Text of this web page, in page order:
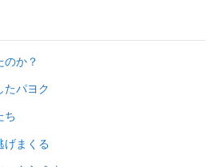
のか？
たパヨク
ち
げまくる